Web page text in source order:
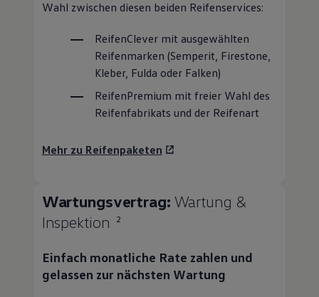
Kleber, Fulda oder Falken)
Reifenfabrikats und der Reifenart
Mehr zu Reifenpaketen
Inspektion 2
gelassen zur nächsten Wartung
Verbrenner – regelmäßige Wartungen und
Inspektionen sind wichtig, um den Werterhalt